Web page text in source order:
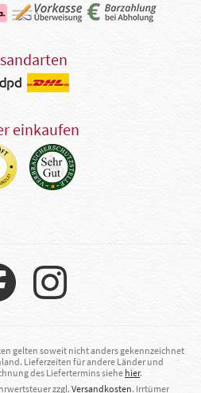
einkaufen
gelten soweit nicht anders gekennzeichnet
Lieferzeiten für andere Länder und
des Liefertermins siehe hier.
zzgl.Versandkosten. Irrtümer